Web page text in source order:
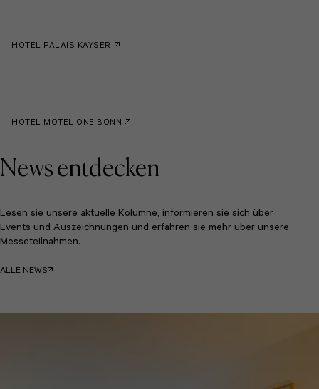
HOTEL PALAIS KAYSER
HOTEL MOTEL ONE BONN
News entdecken
Lesen sie unsere aktuelle Kolumne, informieren sie sich über
Events und Auszeichnungen und erfahren sie mehr über unsere
Messeteilnahmen.
ALLE NEWS